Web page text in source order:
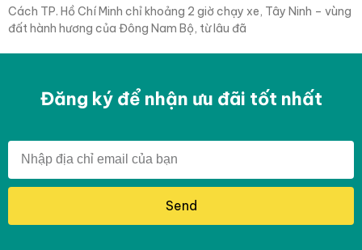
Cách TP. Hồ Chí Minh chỉ khoảng 2 giờ chạy xe, Tây Ninh – vùng
đất hành hương của Đông Nam Bộ, từ lâu đã
Đăng ký để nhận ưu đãi tốt nhất
Send